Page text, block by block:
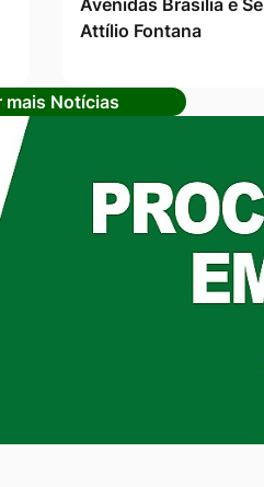
Avenidas Brasília e
Attílio Fontana
mais Notícias